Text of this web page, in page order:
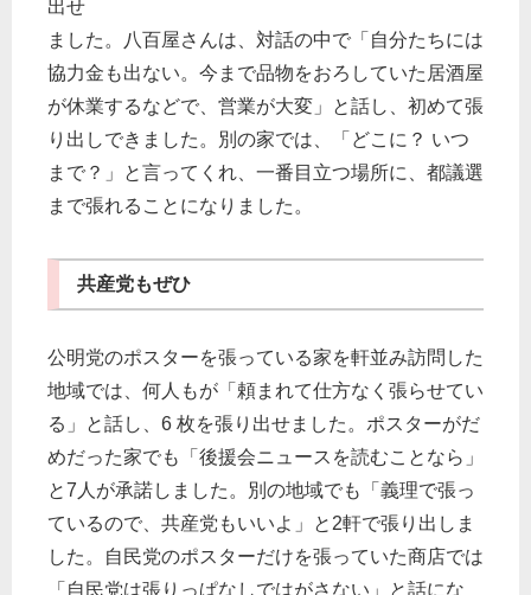
出せ
ました。八百屋さんは、対話の中で「自分たちには
協力金も出ない。今まで品物をおろしていた居酒屋
が休業するなどで、営業が大変」と話し、初めて張
り出しできました。別の家では、「どこに？ いつ
まで？」と言ってくれ、一番目立つ場所に、都議選
まで張れることになりました。
共産党もぜひ
公明党のポスターを張っている家を軒並み訪問した
地域では、何人もが「頼まれて仕方なく張らせてい
る」と話し、6 枚を張り出せました。ポスターがだ
めだった家でも「後援会ニュースを読むこと なら」
と7 人が承諾しました。別の地域でも「義理で張っ
ているので、共産党もいいよ」
と2軒で張り出しま
した。自民党のポスターだけを張っていた商店では
「自民党は張りっぱなしではがさない」と話にな